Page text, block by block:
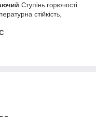
Ступінь горючості
стійкість,